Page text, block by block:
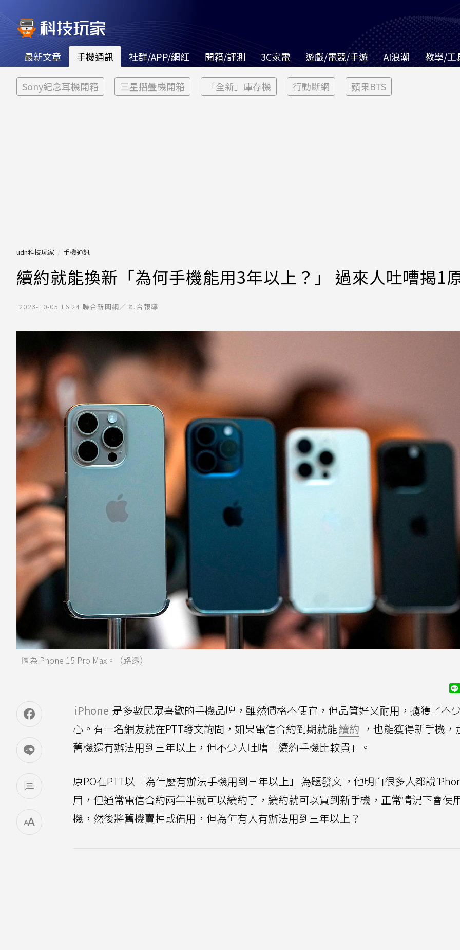
最新文章 手機通訊 社群/APP/網紅 開箱/評測 3C家電 遊戲/電競/手遊 AI浪潮 教學/工
Sony紀念耳機開箱 三星摺疊機開箱 「全新」庫存機 行動斷網 蘋果BTS
udn科技玩家 手機通訊
續約就能換新「為何手機能用3年以上？」 過來人吐嘈揭1
2023-10-05 16:24 聯合新聞網／ 綜合報導
圖為iPhone 15 Pro Max。（路透）
iPhone 是多數民眾喜歡的手機品牌，雖然價格不便宜，但品質好又耐用，擄獲了不
心。有一名網友就在PTT發文詢問，如果電信合約到期就能續約 ，也能獲得新手機，
舊機還有辦法用到三年以上，但不少人吐嘈「續約手機比較貴」。
原PO在PTT以「為什麼有辦法手機用到三年以上」 為題發文 ，他明白很多人都說
用，但通常電信合約兩年半就可以續約了，續約就可以買到新手機，正常情況下會使
機，然後將舊機賣掉或備用，但為何有人有辦法用到三年以上？